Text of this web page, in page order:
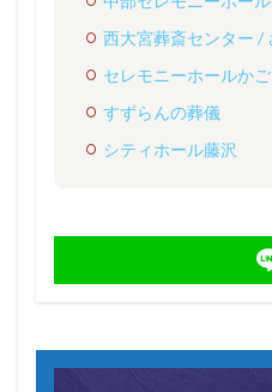
西大宮葬斎センター /
セレモニーホールか
すずらんの葬儀
シティホール藤沢